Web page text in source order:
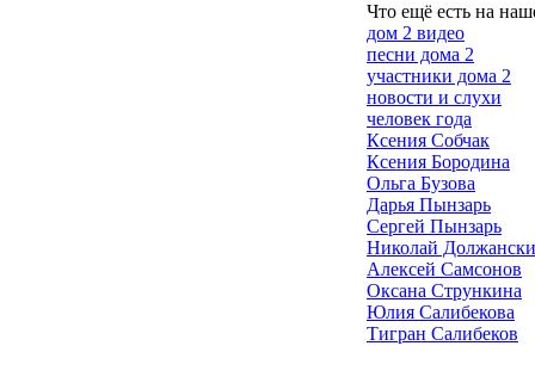
Что ещё есть на
дом 2 видео
песни дома 2
участники дома 2
новости и слухи
человек года
Ксения Собчак
Ксения Бородина
Ольга Бузова
Дарья Пынзарь
Сергей Пынзарь
Николай
Алексей Самсонов
Оксана Стрункина
Юлия Салибекова
Тигран Салибеков